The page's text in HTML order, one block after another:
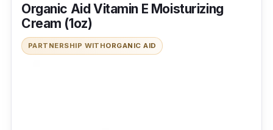
Organic Aid Vitamin E Moisturizing
Cream (1oz)
PARTNERSHIP WITHORGANIC AID